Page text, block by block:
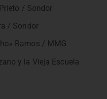
/ Sondor
/ Sondor
Ramos / MMG
y la Vieja Escuela